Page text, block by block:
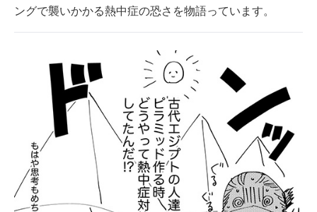
ITの今と未来を見通す
スマホと通信の最新トレンド
進化するPCとデバイスの未来
好きが集まる 比べて選べる
ビジネスと働き方のヒント
AI活用のいまが分かる
企業ITのトレンドを詳説
ングで襲いかかる熱中症の恐さを物語っています。